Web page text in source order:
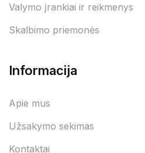
Valymo įrankiai ir reikmenys
Skalbimo priemonės
Informacija
Apie mus
Užsakymo sekimas
Kontaktai